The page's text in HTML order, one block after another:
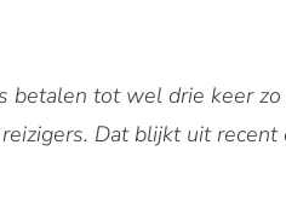
betalen tot wel drie keer
Dat blijkt uit